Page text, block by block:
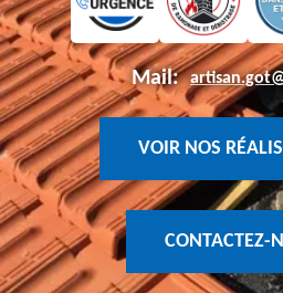
Mail:
VOIR NOS
CONTACTEZ-